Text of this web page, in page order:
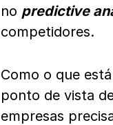
no predictive
competidores.
Como o que
ponto de vista
empresas